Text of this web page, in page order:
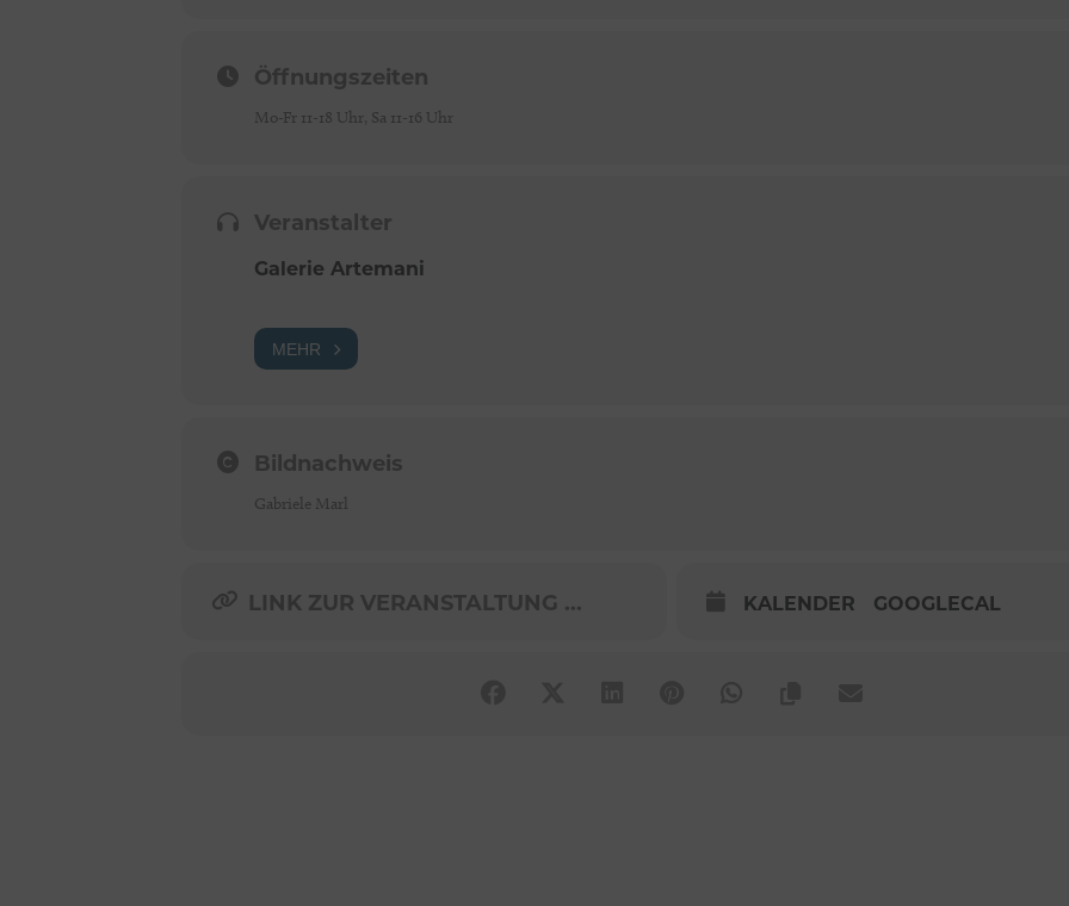
Öffnungszeiten
Mo-Fr 11-18 Uhr, Sa 11-16 Uhr
Veranstalter
Galerie Artemani
MEHR
Bildnachweis
Gabriele Marl
LINK ZUR VERANSTALTUNG ... KALENDER GOOGLECAL